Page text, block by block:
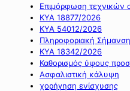
Επιμόρφωση τεχνικών
ΚΥΑ 18877/2026
ΚΥΑ 54012/2026
Πληροφοριακή
ΚΥΑ 18342/2026
Καθορισμός ύψους
Ασφαλιστική κάλυψη
χορήγηση ενίσχυσης